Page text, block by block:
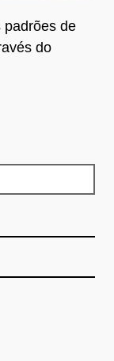
padrões de
do